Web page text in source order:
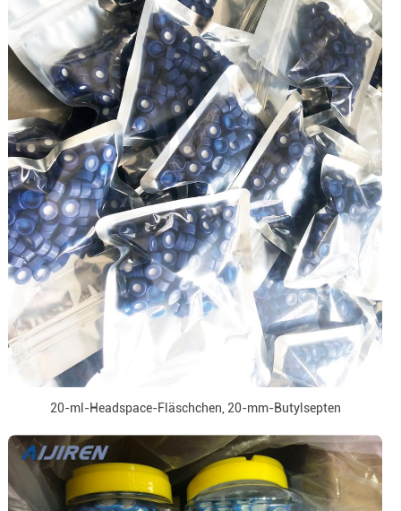
20-ml-Headspace-Fläschchen, 20-mm-Butylsepten